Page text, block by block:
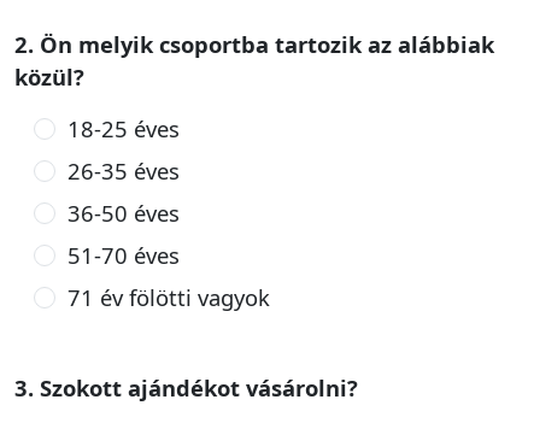
2. Ön melyik csoportba tartozik az alábbiak
közül?
18-25 éves
26-35 éves
36-50 éves
51-70 éves
71 év fölötti vagyok
3. Szokott ajándékot vásárolni?